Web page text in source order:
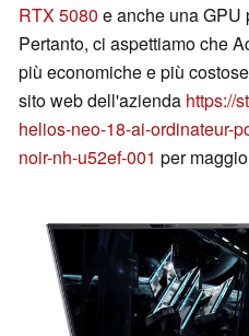
RTX 5080 e anche una GPU
Pertanto, ci aspettiamo che
più economiche e più
sito web dell'azienda https://
helios-neo-18-ai-ordinateur-
noir-nh-u52ef-001 per